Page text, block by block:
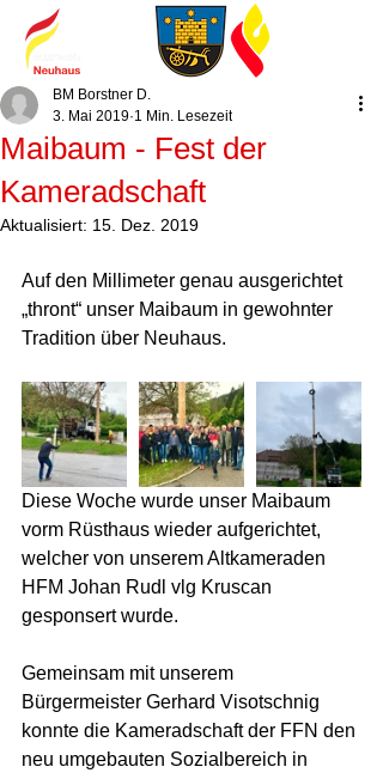
Maibaum - Fest der
Kameradschaft
BM Borstner D.
3. Mai 2019 1 Min. Lesezeit
Aktualisiert: 15. Dez. 2019
Auf den Millimeter genau ausgerichtet
„thront“ unser Maibaum in gewohnter
Tradition über Neuhaus.
Diese Woche wurde unser Maibaum
vorm Rüsthaus wieder aufgerichtet,
welcher von unserem Altkameraden
HFM Johan Rudl vlg Kruscan
gesponsert wurde.
Gemeinsam mit unserem
Bürgermeister Gerhard Visotschnig
konnte die Kameradschaft der FFN den
neu umgebauten Sozialbereich in